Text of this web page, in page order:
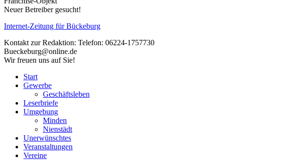
Neuer Betreiber gesucht!
Internet-Zeitung fürBückeburg
Kontakt zur Redaktion: Telefon: 06224-1757730
Bueckeburg@online.de
Wir freuen uns auf Sie!
Start
Gewerbe
Geschäftsleben
Leserbriefe
Umgebung
Minden
Nienstädt
Unerwünschtes
Veranstaltungen
Vereine